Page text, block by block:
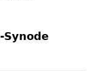
Synode